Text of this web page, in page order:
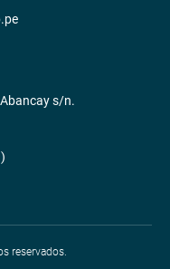
s/n.
reservados.